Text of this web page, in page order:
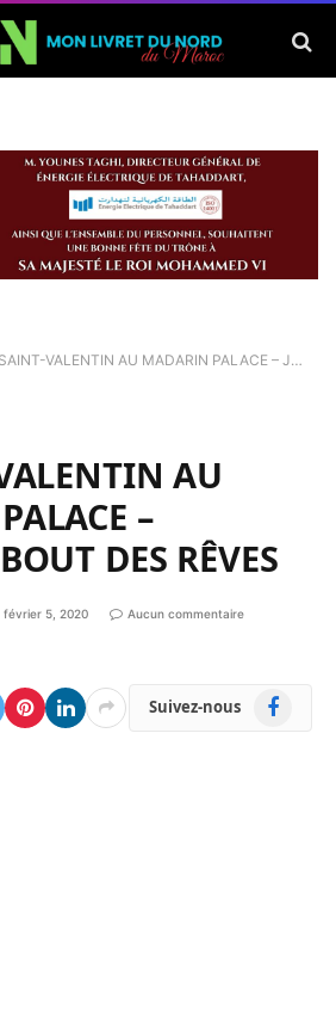
VALENTIN AU MADARIN PALACE – JUSQU’AU BOUT DES RÊVES
AU
–
DES RÊVES
février 5, 2020 Aucun commentaire
Suivez-nous Facebook